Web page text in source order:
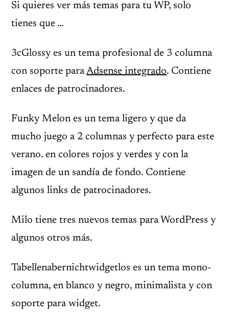
Si quieres ver más temas para tu WP, solo
tienes que …
3cGlossy es un tema profesional de 3 columna
con soporte para Adsense integrado. Contiene
enlaces de patrocinadores.
Funky Melon es un tema ligero y que da
mucho juego a 2 columnas y perfecto para este
verano. en colores rojos y verdes y con la
imagen de un sandía de fondo. Contiene
algunos links de patrocinadores.
Milo tiene tres nuevos temas para WordPress y
algunos otros más.
Tabellenabernichtwidgetlos es un tema mono-
columna, en blanco y negro, minimalista y con
soporte para widget.